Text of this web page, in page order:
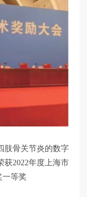
肢骨关节炎的数字
获2022年度上海市
一等奖